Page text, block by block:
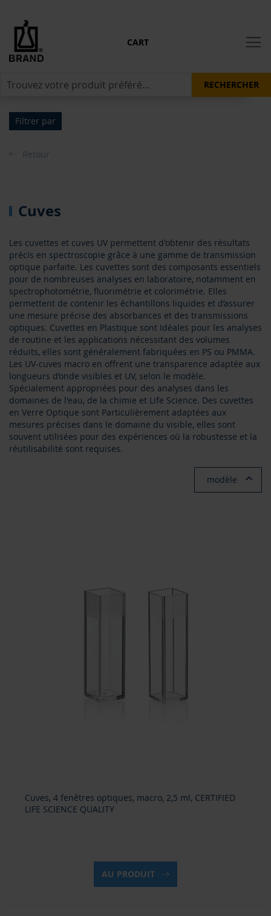
CART
RECHERCHER
Cuves
Les cuvettes et cuves UV permettent d'obtenir des résultats
précis en spectroscopie grâce à une gamme de transmission
optique parfaite. Les cuvettes sont des composants essentiels
pour de nombreuses analyses en laboratoire, notamment en
spectrophotométrie, fluorimétrie et colorimétrie. Elles
permettent de contenir les échantillons liquides et d’assurer
une mesure précise des absorbances et des transmissions
optiques. Cuvettes en Plastique sont Idéales pour les analyses
de routine et les applications nécessitant des volumes
réduits, elles sont généralement fabriquées en PS ou PMMA.
Les UV-cuves macro en offrent une transparence adaptée aux
longueurs d’onde visibles et UV, selon le modèle.
Spécialement appropriées pour des analyses dans les
domaines de l'eau, de la chimie et Life Science. Des cuvettes
en Verre Optique sont Particulièrement adaptées aux
mesures précises dans le domaine du visible, elles sont
souvent utilisées pour des expériences où la robustesse et la
réutilisabilité sont requises.
Filtrer par
modèle
Cuves, 4 fenêtres optiques, macro, 2,5 ml, CERTIFIED
LIFE SCIENCE QUALITY
AU PRODUIT
Retour